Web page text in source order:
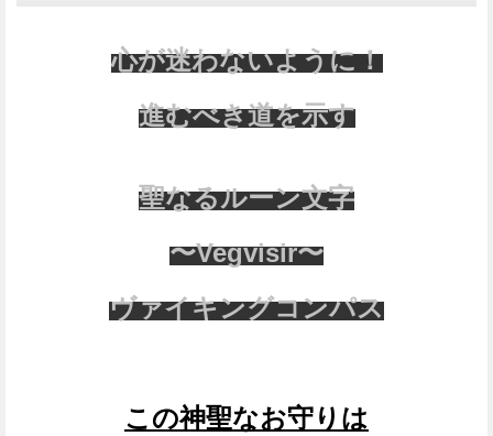
心が迷わないように！
進むべき道を示す
聖なるルーン文字
〜Vegvisir〜
ヴァイキングコンパス
この神聖なお守りは